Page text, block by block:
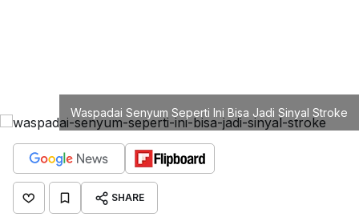
Waspadai Senyum Seperti Ini Bisa Jadi Sinyal Stroke
SHARE